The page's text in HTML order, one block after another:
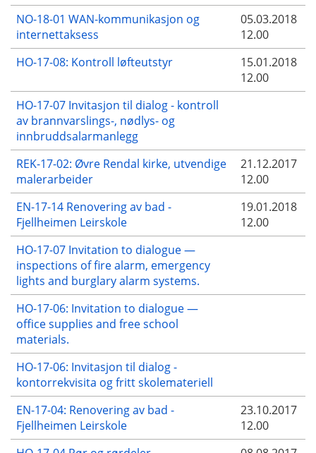
NO-18-01 WAN-kommunikasjon og
internettaksess
05.03.2018
12.00
HO-17-08: Kontroll løfteutstyr
15.01.2018
12.00
HO-17-07 Invitasjon til dialog - kontroll
av brannvarslings-, nødlys- og
innbruddsalarmanlegg
REK-17-02: Øvre Rendal kirke, utvendige
malerarbeider
21.12.2017
12.00
EN-17-14 Renovering av bad -
Fjellheimen Leirskole
19.01.2018
12.00
HO-17-07 Invitation to dialogue —
inspections of fire alarm, emergency
lights and burglary alarm systems.
HO-17-06: Invitation to dialogue —
office supplies and free school
materials.
HO-17-06: Invitasjon til dialog -
kontorrekvisita og fritt skolemateriell
EN-17-04: Renovering av bad -
Fjellheimen Leirskole
23.10.2017
12.00